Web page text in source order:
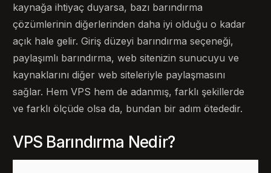
kaynağa ihtiyaç duyarsa, bazı barındırma
çözümlerinin diğerlerinden daha iyi olduğu o kadar
açık hale gelir. Giriş düzeyi barındırma seçeneği,
paylaşımlı barındırma, web sitenizin sunucuyu ve
kaynaklarını diğer web siteleriyle paylaşmasını
sağlar. Hem VPS hem de adanmış, farklı şekillerde
ve farklı ölçüde olsa da, bundan bir adım ötededir.
VPS Barındırma Nedir?